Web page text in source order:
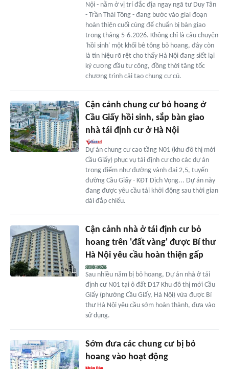
Nội - nằm ở vị trí đắc địa ngay ngã tư Duy Tân
- Trần Thái Tông - đang bước vào giai đoạn
hoàn thiện cuối cùng để chuẩn bị bàn giao
trong tháng 5-6.2026. Không chỉ là câu chuyện
'hồi sinh' một khối bê tông bỏ hoang, đây còn
là tín hiệu rõ rệt cho thấy Hà Nội đang siết lại
kỷ cương đầu tư công, đồng thời tăng tốc
chương trình cải tạo chung cư cũ.
Cận cảnh chung cư bỏ hoang ở
Cầu Giấy hồi sinh, sắp bàn giao
nhà tái định cư ở Hà Nội
Dự án chung cư cao tầng N01 (khu đô thị mới
Cầu Giấy) phục vụ tái định cư cho các dự án
trọng điểm như đường vành đai 2,5, tuyến
đường Cầu Giấy - KĐT Dịch Vọng... Dự án này
đang được yêu cầu tái khởi động sau thời gian
dài đắp chiếu.
Cận cảnh nhà ở tái định cư bỏ
hoang trên 'đất vàng' được Bí thư
Hà Nội yêu cầu hoàn thiện gấp
Sau nhiều năm bị bỏ hoang, Dự án nhà ở tái
định cư N01 tại ô đất D17 Khu đô thị mới Cầu
Giấy (phường Cầu Giấy, Hà Nội) vừa được Bí
thư Hà Nội yêu cầu sớm hoàn thành, đưa vào
sử dụng.
Sớm đưa các chung cư bị bỏ
hoang vào hoạt động